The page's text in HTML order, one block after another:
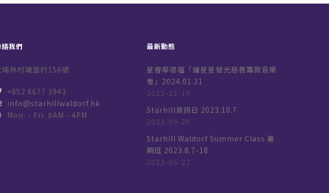
我們
埔林村塘面村156號
+852 6677 3943
info@starhillwaldorf.hk
Mon. - Fri. 8AM - 4PM
最新動態
星睿華德福「讓星星發光慈善籌款音樂
會」2024.01.21
2023-12-19
Starhill資訊日 2023.10.7
2023-09-25
Starhill Waldorf Summer Class 暑
期班 2023.8.7-18
2023-06-22